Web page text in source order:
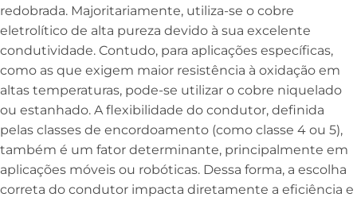
redobrada. Majoritariamente, utiliza-se o cobre
eletrolítico de alta pureza devido à sua excelente
condutividade. Contudo, para aplicações específicas,
como as que exigem maior resistência à oxidação em
altas temperaturas, pode-se utilizar o cobre niquelado
ou estanhado. A flexibilidade do condutor, definida
pelas classes de encordoamento (como classe 4 ou 5),
também é um fator determinante, principalmente em
aplicações móveis ou robóticas. Dessa forma, a escolha
correta do condutor impacta diretamente a eficiência e